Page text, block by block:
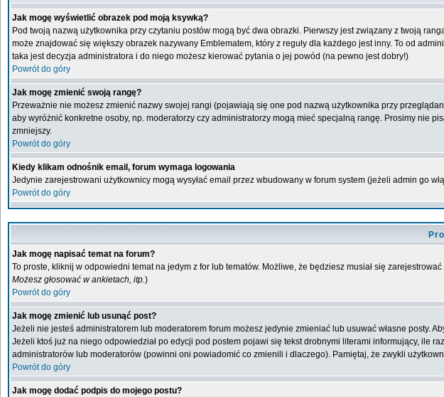
Jak mogę wyświetlić obrazek pod moją ksywką?
Pod twoją nazwą użytkownika przy czytaniu postów mogą być dwa obrazki. Pierwszy jest związany z twoją
może znajdować się większy obrazek nazywany Emblematem, który z reguły dla każdego jest inny. To od
taka jest decyzja administratora i do niego możesz kierować pytania o jej powód (na pewno jest dobry!)
Powrót do góry
Jak mogę zmienić swoją rangę?
Przeważnie nie możesz zmienić nazwy swojej rangi (pojawiają się one pod nazwą użytkownika przy
aby wyróżnić konkretne osoby, np. moderatorzy czy administratorzy mogą mieć specjalną rangę. Prosimy nie
zmniejszy.
Powrót do góry
Kiedy klikam odnośnik email, forum wymaga logowania
Jedynie zarejestrowani użytkownicy mogą wysyłać email przez wbudowany w forum system (jeżeli admin go
Powrót do góry
Jak mogę napisać temat na forum?
To proste, kliknij w odpowiedni temat na jedym z for lub tematów. Możliwe, że będziesz musiał się
Możesz głosować w ankietach, itp.)
Powrót do góry
Jak mogę zmienić lub usunąć post?
Jeżeli nie jesteś administratorem lub moderatorem forum możesz jedynie zmieniać lub usuwać własne posty.
Jeżeli ktoś już na niego odpowiedział po edycji pod postem pojawi się tekst drobnymi literami informujący, ile
administratorów lub moderatorów (powinni oni powiadomić co zmienili i dlaczego). Pamiętaj, że zwykli
Powrót do góry
Jak mogę dodać podpis do mojego postu?